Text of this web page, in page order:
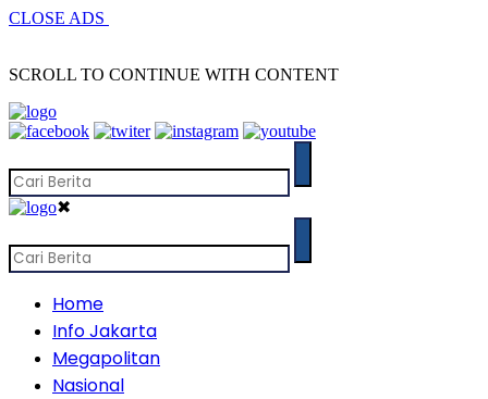
CLOSE ADS
SCROLL TO CONTINUE WITH CONTENT
✖
Home
Info Jakarta
Megapolitan
Nasional